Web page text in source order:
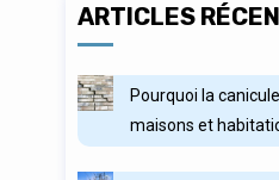
ARTICLES
Pourquoi la
maisons et